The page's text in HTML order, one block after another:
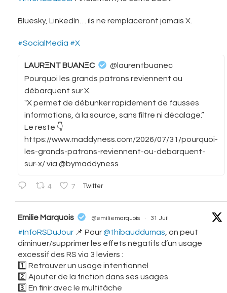
Bluesky, LinkedIn… ils ne remplaceront jamais X.
#SocialMedia #X
LAURΞNT BUANΞC
@laurentbuanec
Pourquoi les grands patrons reviennent ou
débarquent sur X.
"X permet de débunker rapidement de fausses
informations, à la source, sans filtre ni décalage.”
Le reste 👇
https://www.maddyness.com/2026/07/31/pourquoi-
les-grands-patrons-reviennent-ou-debarquent-
sur-x/ via @bymaddyness
4 7 Twitter
Emilie Marquois @emiliemarquois · 31 Juil
#InfoRSDuJour 📌 Pour@thibauddumas , on peut
diminuer/supprimer les effets négatifs d’un usage
excessif des RS via 3 leviers :
1️⃣ Retrouver un usage intentionnel
2️⃣ Ajouter de la friction dans ses usages
3️⃣ En finir avec le multitâche